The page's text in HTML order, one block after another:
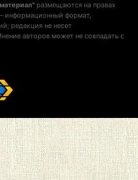
размещаются на правах
– информационный формат,
редакция не несет
авторов может не совпадать с